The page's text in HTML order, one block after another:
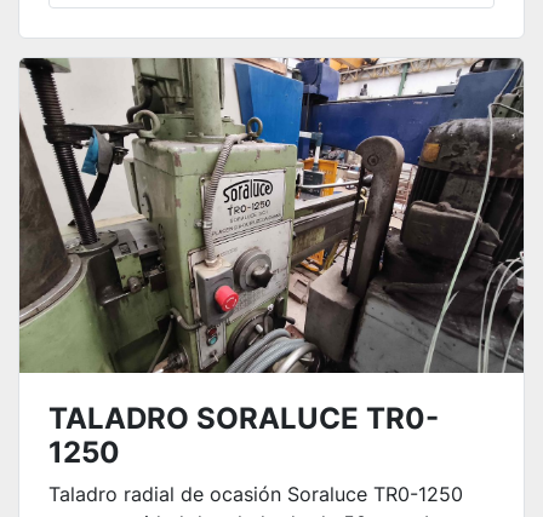
TALADRO SORALUCE TR0-
1250
Taladro radial de ocasión Soraluce TR0-1250